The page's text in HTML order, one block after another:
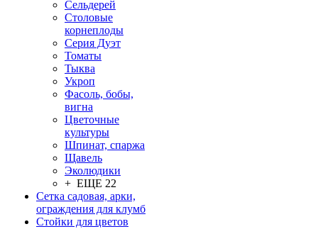
Сельдерей
Столовые
корнеплоды
Серия Дуэт
Томаты
Тыква
Укроп
Фасоль, бобы,
вигна
Цветочные
культуры
Шпинат, спаржа
Щавель
Эколюдики
+ ЕЩЕ 22
Сетка садовая, арки,
ограждения для клумб
Стойки для цветов